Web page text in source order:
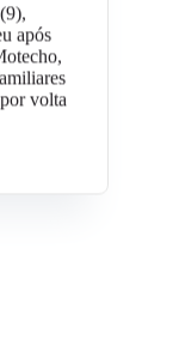
após
volta